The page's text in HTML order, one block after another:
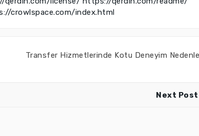
crowlspace.com/index.html
Transfer Hizmetlerinde Kotu Deneyim
Next Post